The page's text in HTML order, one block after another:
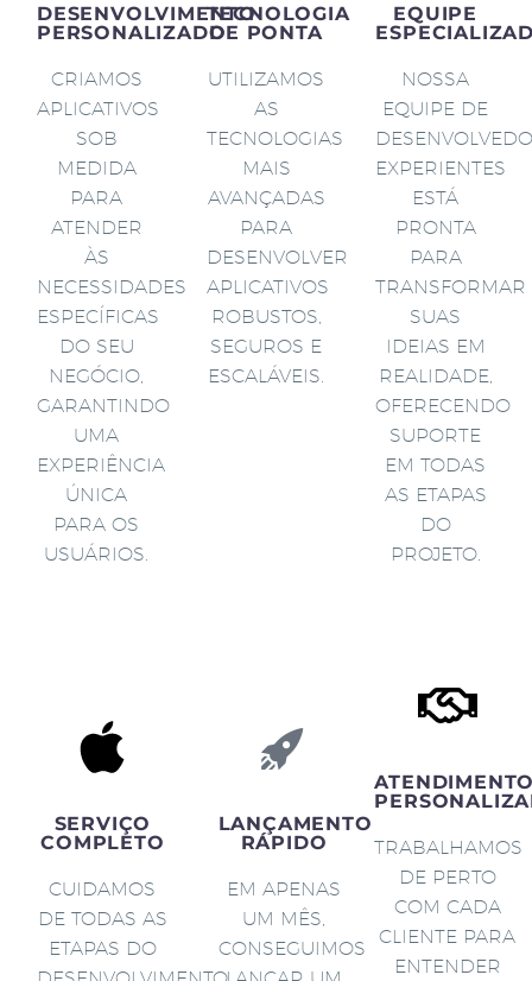
DESENVOLVIMENTO
PERSONALIZADO
CRIAMOS
APLICATIVOS
SOB
MEDIDA
PARA
ATENDER
ÀS
NECESSIDADES
ESPECÍFICAS
DO SEU
NEGÓCIO,
GARANTINDO
UMA
EXPERIÊNCIA
ÚNICA
PARA OS
USUÁRIOS.
TECNOLOGIA
DE PONTA
UTILIZAMOS
AS
TECNOLOGIAS
MAIS
AVANÇADAS
PARA
DESENVOLVER
APLICATIVOS
ROBUSTOS,
SEGUROS E
ESCALÁVEIS.
EQUIPE
NOSSA
EQUIPE DE
EXPERIENTES
ESTÁ
PRONTA
PARA
TRANSFORMAR
SUAS
IDEIAS EM
REALIDADE,
OFERECENDO
SUPORTE
EM TODAS
AS ETAPAS
DO
PROJETO.
SERVIÇO
COMPLETO
CUIDAMOS
DE TODAS AS
ETAPAS DO
LANÇAMENTO
RÁPIDO
EM APENAS
UM MÊS,
CONSEGUIMOS
TRABALHAMOS
DE PERTO
COM CADA
CLIENTE PARA
ENTENDER